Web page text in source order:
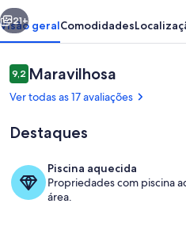
Hot
tub
in
4Vallées
resort
La
Tzoumaz.
Próximo
21+
Visão geralComodidades
Avaliações
9,29,2 de 10
Maravilhosa
Ver todas as 17 avaliações
Destaques
Piscina aquecida
Propriedades com piscina
área.